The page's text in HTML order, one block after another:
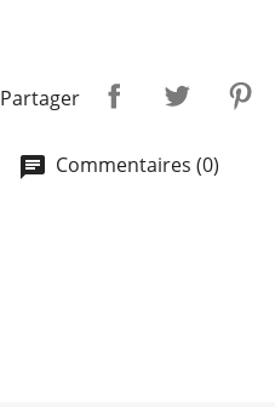
Partager
Commentaires (0)